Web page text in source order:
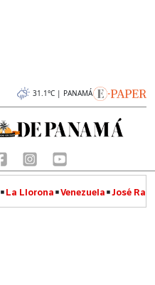
31.1°C | PANAMÁ
La Llorona Venezuela José